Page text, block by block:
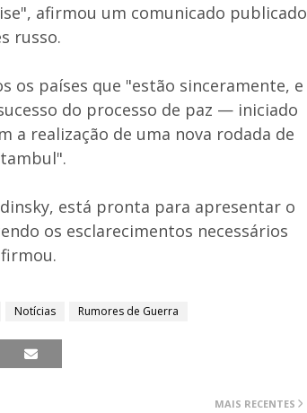
afirmou um comunicado publicado
russo.
os países que "estão sinceramente, e
do processo de paz — iniciado
a realização de uma nova rodada de
está pronta para apresentar o
os esclarecimentos necessários
Notícias Rumores de Guerra
MAIS RECENTES